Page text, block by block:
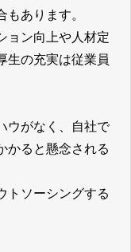
あります。
ョン向上や人材定
生の充実は従業員
ウがなく、自社で
かると懸念される
トソーシングする